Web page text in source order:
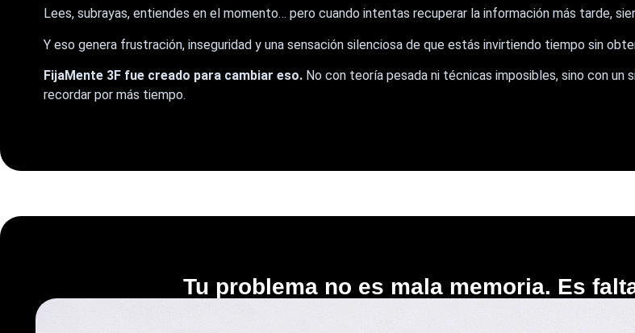
Lees, subrayas, entiendes en el momento… pero cuando intentas recuperar la información más tarde,
Y eso genera frustración, inseguridad y una sensación silenciosa de que estás invirtiendo tiempo sin
FijaMente 3F fue creado para cambiar eso. No con teoría pesada ni técnicas imposibles, sino con un
recordar por más tiempo.
Tu problema no es mala memoria. Es